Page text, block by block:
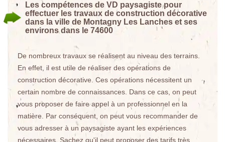
Les compétences de VD paysagiste pour
effectuer les travaux de construction décorative
dans la ville de Montagny Les Lanches et ses
environs dans le 74600
De nombreux travaux se réalisent au niveau des terrains.
En effet, il est utile de réaliser des opérations de
construction décorative. Ces opérations nécessitent un
certain nombre de connaissances. Dans ce cas, on peut
vous proposer de faire appel à un professionnel en la
matière. Par conséquent, on peut vous recommander de
vous adresser à un paysagiste ayant les expériences
nécessaires. Sachez qu'il peut proposer des tarifs très